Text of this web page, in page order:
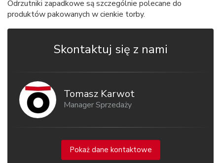
Odrzutniki zapadkowe są szczególnie polecane do
produktów pakowanych w cienkie torby.
Skontaktuj się z nami
Tomasz Karwot
Manager Sprzedaży
Pokaż dane kontaktowe